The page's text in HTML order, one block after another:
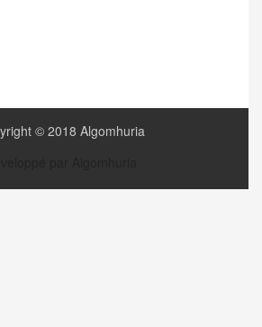
© 2018 Algomhuria